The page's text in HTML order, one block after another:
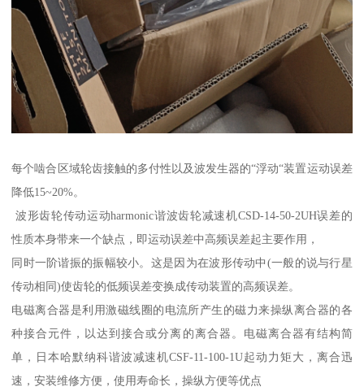
每个啮合区域轮齿接触的多付性以及波发生器的“浮动“装置运动误差
降低15~20%。
波形齿轮传动运动harmonic谐波齿轮减速机CSD-14-50-2UH误差的
性质本身带来一个缺点，即运动误差中高频误差起主要作用，
同时一阶谐振的振幅较小。这是因为在波形传动中(一般的说与行星
传动相同)使齿轮的低频误差变换成传动装置的高频误差。
电磁离合器是利用激磁线圈的电流所产生的磁力来操纵离合器的各
种接合元件，以达到接合或分离的离合器。电磁离合器有结构简
单，日本哈默纳科谐波减速机CSF-11-100-1U起动力矩大，离合迅
速，安装维修方便，使用寿命长，操纵方便等优点